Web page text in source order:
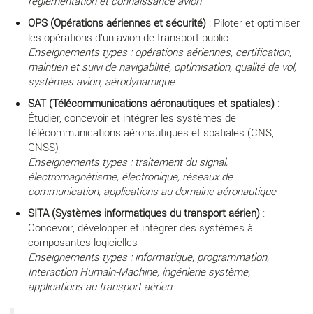
OPS (Opérations aériennes et sécurité) : Piloter et optimiser
les opérations d’un avion de transport public.
Enseignements types : opérations aériennes, certification,
maintien et suivi de navigabilité, optimisation, qualité de vol,
systèmes avion, aérodynamique
SAT (Télécommunications aéronautiques et spatiales) :
Étudier, concevoir et intégrer les systèmes de
télécommunications aéronautiques et spatiales (CNS,
GNSS)
Enseignements types : traitement du signal,
électromagnétisme, électronique, réseaux de
communication, applications au domaine aéronautique
SITA (Systèmes informatiques du transport aérien) :
Concevoir, développer et intégrer des systèmes à
composantes logicielles
Enseignements types : informatique, programmation,
Interaction Humain-Machine, ingénierie système,
applications au transport aérien